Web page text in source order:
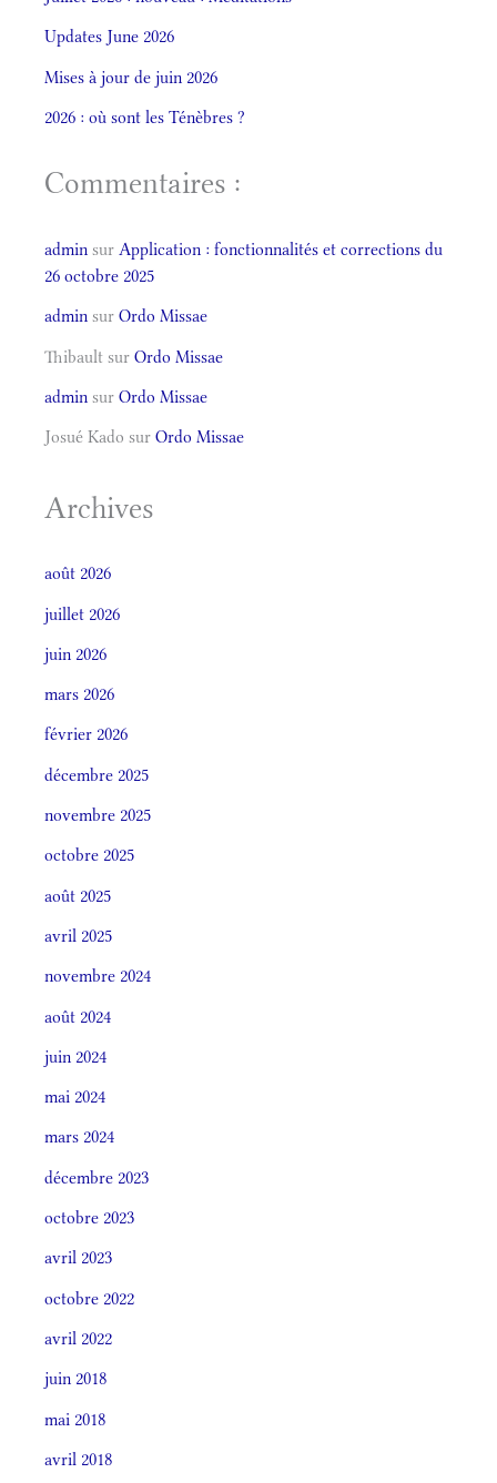
Updates June 2026
Mises à jour de juin 2026
2026 : où sont les Ténèbres ?
Commentaires :
admin sur Application : fonctionnalités et corrections du
26 octobre 2025
admin sur Ordo Missae
Thibault sur Ordo Missae
admin sur Ordo Missae
Josué Kado sur Ordo Missae
Archives
août 2026
juillet 2026
juin 2026
mars 2026
février 2026
décembre 2025
novembre 2025
octobre 2025
août 2025
avril 2025
novembre 2024
août 2024
juin 2024
mai 2024
mars 2024
décembre 2023
octobre 2023
avril 2023
octobre 2022
avril 2022
juin 2018
mai 2018
avril 2018